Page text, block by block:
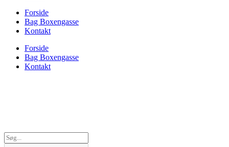
Forside
Bag Boxengasse
Kontakt
Forside
Bag Boxengasse
Kontakt